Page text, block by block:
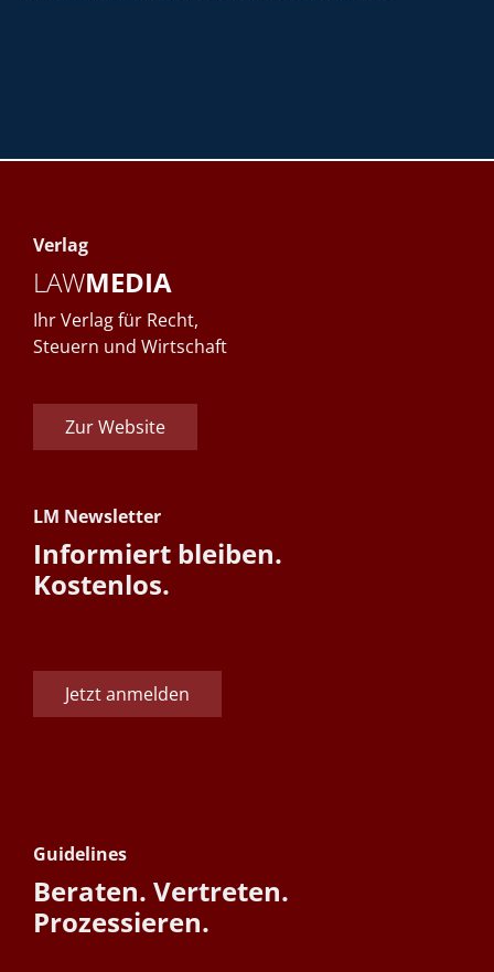
Verlag
LAWMEDIA
Ihr Verlag für Recht,
Steuern und Wirtschaft
Zur Website
LM Newsletter
Informiert bleiben.
Kostenlos.
Jetzt anmelden
Guidelines
Beraten. Vertreten.
Prozessieren.